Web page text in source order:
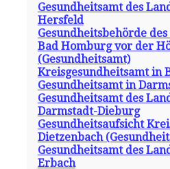
Gesundheitsamt des
Hersfeld
Gesundheitsbehörde
Bad Homburg vor der
(Gesundheitsamt)
Kreisgesundheitsamt in
Gesundheitsamt in
Gesundheitsamt des
Darmstadt-Dieburg
Gesundheitsaufsicht
Dietzenbach
Gesundheitsamt des
Erbach